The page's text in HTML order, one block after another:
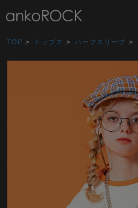
TOP > トップス > ハーフスリーブ >